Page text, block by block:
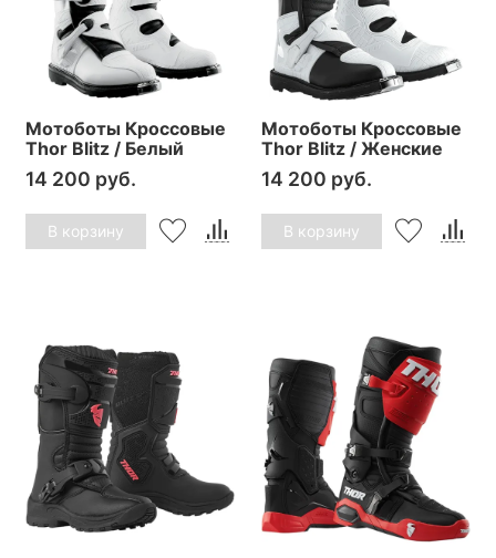
Мотоботы Кроссовые
Thor Blitz / Белый
14 200 руб.
В корзину
Мотоботы Кроссовые
Thor Blitz / Женские
14 200 руб.
В корзину